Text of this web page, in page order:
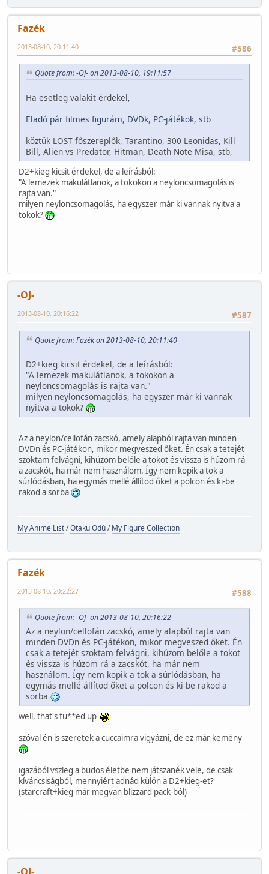
Fazék
#586
2013-08-10, 20:11:40
Quote from: -OJ- on 2013-08-10, 19:11:57
Ha esetleg valakit érdekel,
Eladó pár filmes figurám, DVDk, PC-játékok, stb
köztük LOST főszereplők, Tarantino, 300 Leonidas, Kill
Bill, Alien vs Predator, Hitman, Death Note Misa, stb,
D2+kieg kicsit érdekel, de a leírásból:
"A lemezek makulátlanok, a tokokon a neyloncsomagolás is
rajta van."
milyen neyloncsomagolás, ha egyszer már ki vannak nyitva a
tokok?
-OJ-
#587
2013-08-10, 20:16:22
Quote from: Fazék on 2013-08-10, 20:11:40
D2+kieg kicsit érdekel, de a leírásból:
"A lemezek makulátlanok, a tokokon a
neyloncsomagolás is rajta van."
milyen neyloncsomagolás, ha egyszer már ki vannak
nyitva a tokok?
Az a neylon/cellofán zacskó, amely alapból rajta van minden
DVDn és PC-játékon, mikor megveszed őket. Én csak a tetejét
szoktam felvágni, kihúzom belőle a tokot és vissza is húzom rá
a zacskót, ha már nem használom. Így nem kopik a tok a
súrlódásban, ha egymás mellé állítod őket a polcon és ki-be
rakod a sorba
My Anime List/Otaku Odú/My Figure Collection
Fazék
#588
2013-08-10, 20:22:27
Quote from: -OJ- on 2013-08-10, 20:16:22
Az a neylon/cellofán zacskó, amely alapból rajta van
minden DVDn és PC-játékon, mikor megveszed őket. Én
csak a tetejét szoktam felvágni, kihúzom belőle a tokot
és vissza is húzom rá a zacskót, ha már nem
használom. Így nem kopik a tok a súrlódásban, ha
egymás mellé állítod őket a polcon és ki-be rakod a
sorba
well, that's fu**ed up
szóval én is szeretek a cuccaimra vigyázni, de ez már kemény
igazából vszleg a büdös életbe nem játszanék vele, de csak
kíváncsiságból, mennyiért adnád külön a D2+kieg-et?
(starcraft+kieg már megvan blizzard pack-ból)